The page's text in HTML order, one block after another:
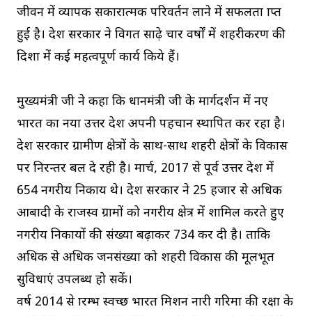
जीवन में व्यापक सकारात्मक परिवर्तन लाने में सफलता प्राप्त
हुई है। प्रदेश सरकार ने विगत साढ़े चार वर्षाें में शहरीकरण की
दिशा में कई महत्वपूर्ण कार्य किये हैं।
मुख्यमंत्री जी ने कहा कि प्रधानमंत्री जी के मार्गदर्शन में नए
भारत का नया उत्तर प्रदेश अपनी पहचान स्थापित कर रहा है।
प्रदेश सरकार ग्रामीण क्षेत्रों के साथ-साथ शहरी क्षेत्रों के विकास
पर निरन्तर बल दे रही है। मार्च, 2017 से पूर्व उत्तर प्रदेश में
654 नगरीय निकाय थे। प्रदेश सरकार ने 25 हजार से अधिक
आबादी के राजस्व ग्रामों को नगरीय क्षेत्र में शामिल करते हुए
नगरीय निकायों की संख्या बढ़ाकर 734 कर दी है। ताकि
अधिक से अधिक जनसंख्या को शहरी विकास की मूलभूत
सुविधाएं उपलब्ध हो सकें।
वर्ष 2014 से प्रारम्भ स्वच्छ भारत मिशन नारी गरिमा की रक्षा के